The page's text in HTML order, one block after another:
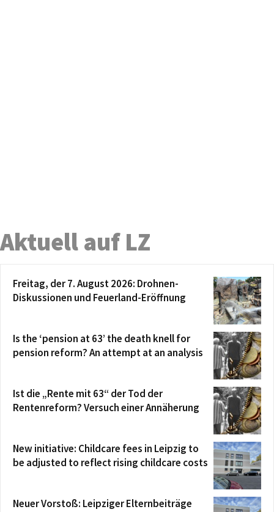
Aktuell auf LZ
Freitag, der 7. August 2026: Drohnen-
Diskussionen und Feuerland-Eröffnung
Is the ‘pension at 63’ the death knell for
pension reform? An attempt at an analysis
Ist die „Rente mit 63“ der Tod der
Rentenreform? Versuch einer Annäherung
New initiative: Childcare fees in Leipzig to
be adjusted to reflect rising childcare costs
Neuer Vorstoß: Leipziger Elternbeiträge